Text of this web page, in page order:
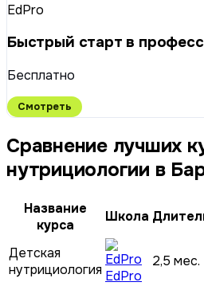
EdPro
Быстрый старт в
Бесплатно
Смотреть
Сравнение лучших курсов по
нутрициологии в
Название
курса
Школа
Детская
нутрициология EdPro
2,5 мес.